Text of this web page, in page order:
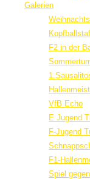
Galerien
F2 in der
VfB Echo
E Jugend
F-Jugend
F1-
Spiel